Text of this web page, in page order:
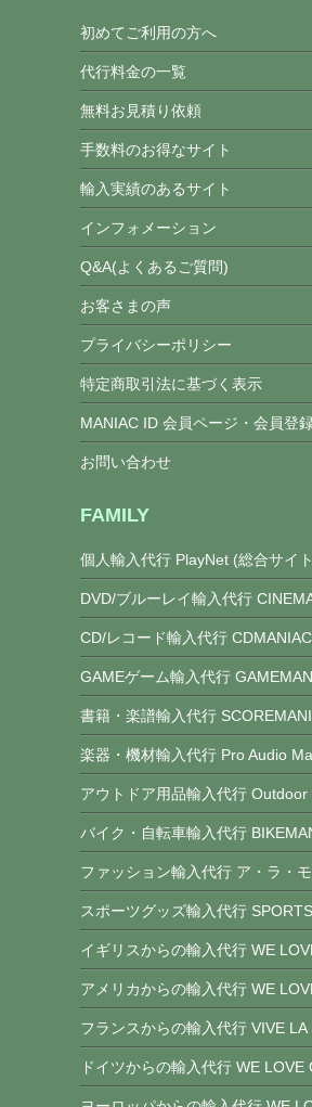
初めてご利用の方へ
代行料金の一覧
無料お見積り依頼
手数料のお得なサイト
輸入実績のあるサイト
インフォメーション
Q&A(よくあるご質問)
お客さまの声
プライバシーポリシー
特定商取引法に基づく表示
MANIAC ID 会員ページ・会員登
お問い合わせ
FAMILY
個人輸入代行 PlayNet (総合サイ
DVD/ブルーレイ輸入代行
CD/レコード輸入代行 CDMANIAC
GAMEゲーム輸入代行
書籍・楽譜輸入代行
楽器・機材輸入代行 Pro Audio
アウトドア用品輸入代行
バイク・自転車輸入代行
ファッション輸入代行 ア・ラ・
スポーツグッズ輸入代行
イギリスからの輸入代行 WE
アメリカからの輸入代行 WE
フランスからの輸入代行 VIVE LA
ドイツからの輸入代行 WE LOVE